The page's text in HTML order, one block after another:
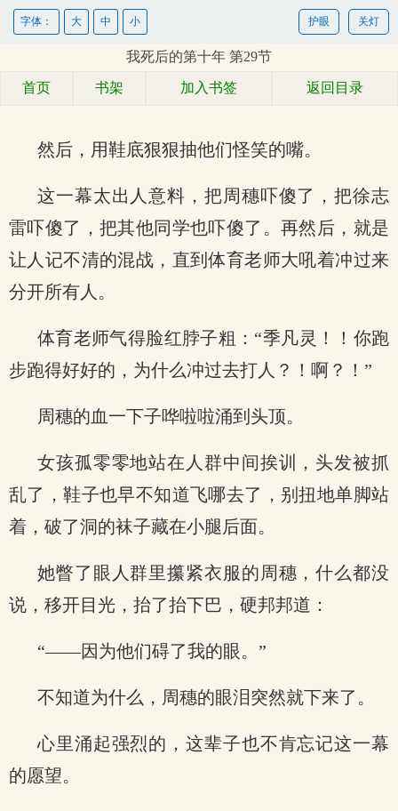
关灯
护眼
字体： 大 中 小
我死后的第十年 第29节
首页 书架 加入书签 返回目录
然后，用鞋底狠狠抽他们怪笑的嘴。
这一幕太出人意料，把周穗吓傻了，把徐志
雷吓傻了，把其他同学也吓傻了。再然后，就是
让人记不清的混战，直到体育老师大吼着冲过来
分开所有人。
体育老师气得脸红脖子粗：“季凡灵！！你跑
步跑得好好的，为什么冲过去打人？！啊？！”
周穗的血一下子哗啦啦涌到头顶。
女孩孤零零地站在人群中间挨训，头发被抓
乱了，鞋子也早不知道飞哪去了，别扭地单脚站
着，破了洞的袜子藏在小腿后面。
她瞥了眼人群里攥紧衣服的周穗，什么都没
说，移开目光，抬了抬下巴，硬邦邦道：
“——因为他们碍了我的眼。”
不知道为什么，周穗的眼泪突然就下来了。
心里涌起强烈的，这辈子也不肯忘记这一幕
的愿望。